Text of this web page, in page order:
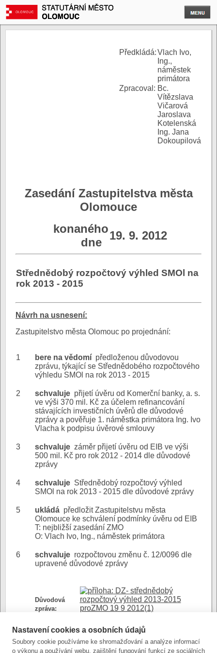
Předkládá:Vlach Ivo,
Ing.,
náměstek
primátora
Zpracoval: Bc.
Vítězslava
Vičarová
Jaroslava
Kotelenská
Ing. Jana
Dokoupilová
Zasedání Zastupitelstva města
Olomouce
konaného
dne
19. 9. 2012
Střednědobý rozpočtový výhled SMOl na
rok 2013 - 2015
Návrh na usnesení:
Zastupitelstvo města Olomouc po projednání:
1 bere na vědomí předloženou důvodovou
zprávu, týkající se Střednědobého rozpočtového
výhledu SMOl na rok 2013 - 2015
2 schvaluje přijetí úvěru od Komerční banky, a. s.
ve výši 370 mil. Kč za účelem refinancování
stávajících investičních úvěrů dle důvodové
zprávy a pověřuje 1. náměstka primátora Ing. Ivo
Vlacha k podpisu úvěrové smlouvy
3 schvaluje záměr přijetí úvěru od EIB ve výši
500 mil. Kč pro rok 2012 - 2014 dle důvodové
zprávy
4 schvaluje Střednědobý rozpočtový výhled
SMOl na rok 2013 - 2015 dle důvodové zprávy
5 ukládá předložit Zastupitelstvu města
Olomouce ke schválení podmínky úvěru od EIB
T: nejbližší zasedání ZMO
O: Vlach Ivo, Ing., náměstek primátora
6 schvaluje rozpočtovou změnu č. 12/0096 dle
upravené důvodové zprávy
Důvodová
zpráva:
DZ- střednědobý
rozpočtový výhled 2013-2015
proZMO 19 9 2012(1)
Střednědobý
Nastavení cookies a osobních údajů
Soubory cookie používáme ke shromažďování a analýze informací
o výkonu a používání webu, zajištění fungování funkcí ze sociálních